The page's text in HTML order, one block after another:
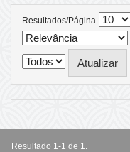
Resultados/Página
Resultado 1-1 de 1.